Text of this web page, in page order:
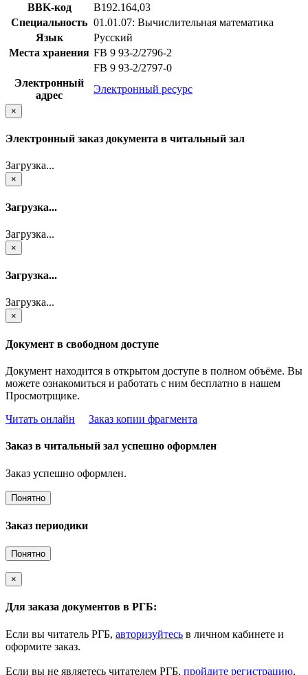
BBK-код
В192.164,03
Специальность 01.01.07: Вычислительная математика
Язык
Русский
Места хранения FB 9 93-2/2796-2
FB 9 93-2/2797-0
Электронный
адрес
Электронный ресурс
×
Электронный заказ документа в читальный зал
Загрузка...
×
Загрузка...
Загрузка...
×
Загрузка...
Загрузка...
×
Документ в свободном доступе
Документ находится в открытом доступе в полном объёме. Вы
можете ознакомиться и работать с ним бесплатно в нашем
Просмотрщике.
Читать онлайн
Заказ копии фрагмента
Заказ в читальный зал успешно оформлен
Заказ успешно оформлен.
Понятно
Заказ периодики
Понятно
×
Для заказа документов в РГБ:
Если вы читатель РГБ, авторизуйтесь в личном кабинете и
оформите заказ.
Если вы не являетесь читателем РГБ, пройдите регистрацию,